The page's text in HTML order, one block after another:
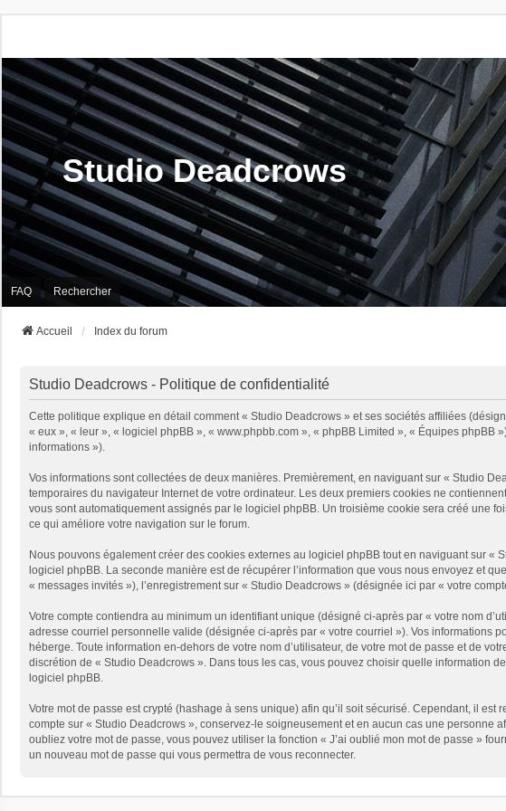
Studio Deadcrows
FAQ Rechercher
Accueil Index du forum
Studio Deadcrows - Politique de confidentialité
Cette politique explique en détail comment « Studio Deadcrows » et ses sociétés affiliées
« eux », « leur », « logiciel phpBB », « www.phpbb.com », « phpBB Limited », « Équipes
informations »).
Vos informations sont collectées de deux manières. Premièrement, en naviguant sur « Studio
temporaires du navigateur Internet de votre ordinateur. Les deux premiers cookies ne
vous sont automatiquement assignés par le logiciel phpBB. Un troisième cookie sera créé une
ce qui améliore votre navigation sur le forum.
Nous pouvons également créer des cookies externes au logiciel phpBB tout en naviguant sur
logiciel phpBB. La seconde manière est de récupérer l’information que vous nous envoyez et
« messages invités »), l’enregistrement sur « Studio Deadcrows » (désignée ici par « votre
Votre compte contiendra au minimum un identifiant unique (désigné ci-après par « votre nom
adresse courriel personnelle valide (désignée ci-après par « votre courriel »). Vos informations
héberge. Toute information en-dehors de votre nom d’utilisateur, de votre mot de passe et de
discrétion de « Studio Deadcrows ». Dans tous les cas, vous pouvez choisir quelle information
logiciel phpBB.
Votre mot de passe est crypté (hashage à sens unique) afin qu’il soit sécurisé. Cependant, il
compte sur « Studio Deadcrows », conservez-le soigneusement et en aucun cas une personne
oubliez votre mot de passe, vous pouvez utiliser la fonction « J’ai oublié mon mot de passe »
un nouveau mot de passe qui vous permettra de vous reconnecter.